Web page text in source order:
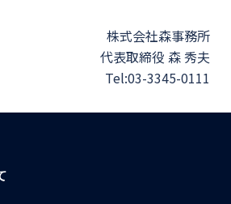
株式会社森事務所
代表取締役 森 秀夫
Tel:03-3345-0111